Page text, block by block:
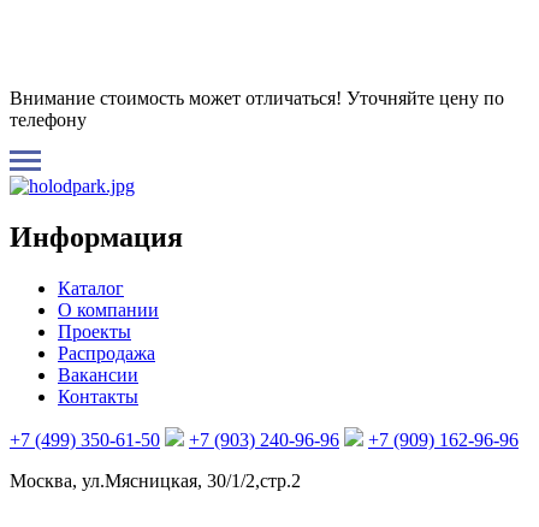
Внимание стоимость может отличаться! Уточняйте цену по
телефону
Информация
Каталог
О компании
Проекты
Распродажа
Вакансии
Контакты
+7 (499) 350-61-50 +7 (903) 240-96-96
+7 (909) 162-96-96
Москва, ул.Мясницкая, 30/1/2,стр.2